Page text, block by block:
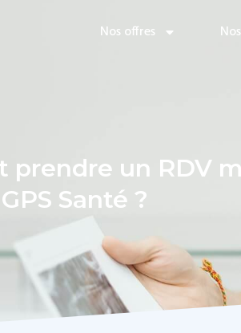
Nos offres
prendre un RDV
Santé ?​